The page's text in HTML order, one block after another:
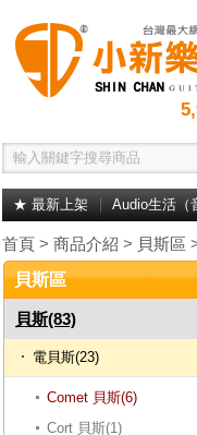
★ 最新上架 Audio生活（
首頁 > 商品介紹 > 貝斯區
貝斯區
貝斯(83)
電貝斯(23)
Comet 貝斯(6)
Cort 貝斯(1)